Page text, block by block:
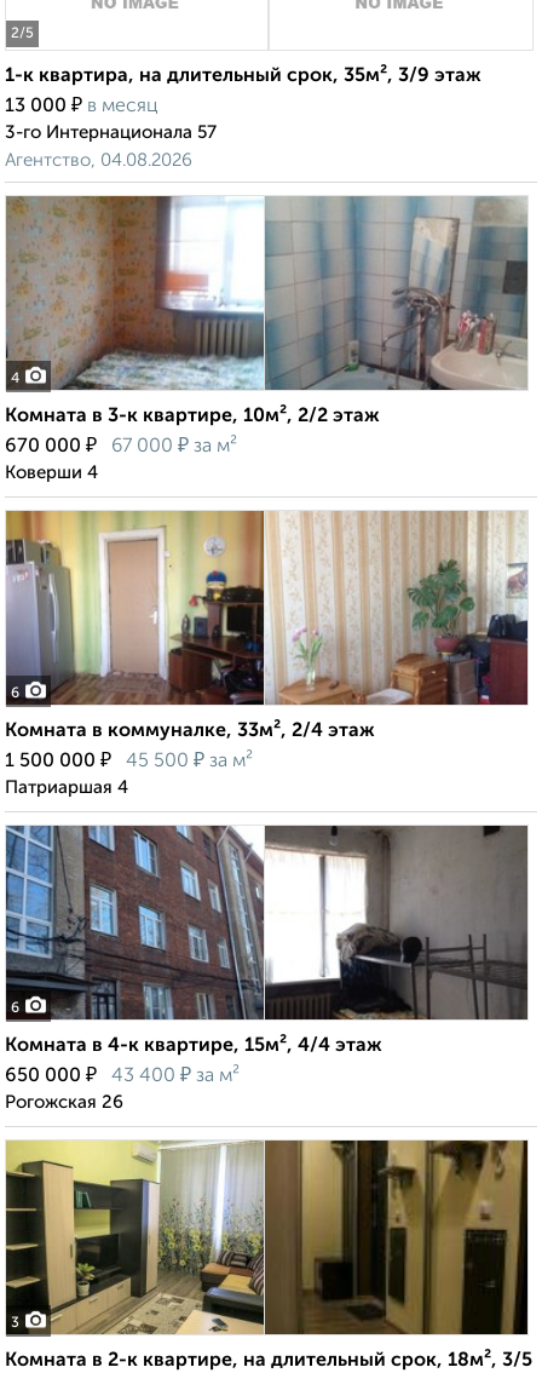
2/5
1-к квартира, на длительный срок, 35м², 3/9 этаж
13 000 ₽ в месяц
3-го Интернационала 57
Агентство, 04.08.2026
4
Комната в 3-к квартире, 10м², 2/2 этаж
670 000 ₽ 67 000 ₽ за м²
Коверши 4
6
Комната в коммуналке, 33м², 2/4 этаж
1 500 000 ₽ 45 500 ₽ за м²
Патриаршая 4
6
Комната в 4-к квартире, 15м², 4/4 этаж
650 000 ₽ 43 400 ₽ за м²
Рогожская 26
3
Комната в 2-к квартире, на длительный срок, 18м², 3/5